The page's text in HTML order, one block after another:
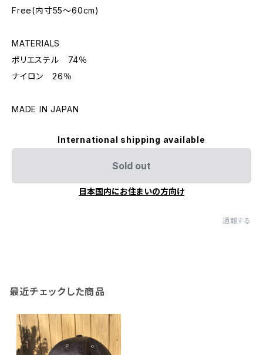
Free(内寸55〜60cm)
MATERIALS
ポリエステル 74％
ナイロン 26％
MADE IN JAPAN
International shipping available
Sold out
日本国内にお住まいの方向け
通報する
最近チェックした商品